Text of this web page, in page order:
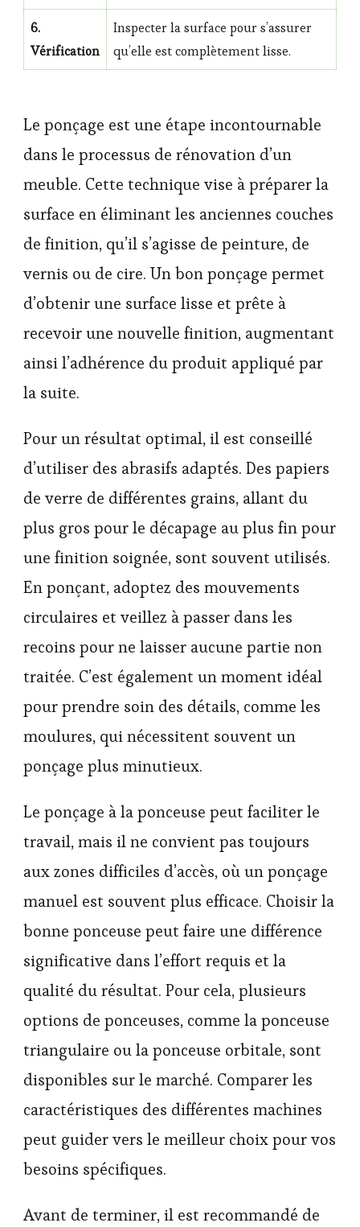
6.
Vérification
Inspecter la surface pour s’assurer
qu’elle est complètement lisse.
Le ponçage est une étape incontournable
dans le processus de rénovation d’un
meuble. Cette technique vise à préparer la
surface en éliminant les anciennes couches
de finition, qu’il s’agisse de peinture, de
vernis ou de cire. Un bon ponçage permet
d’obtenir une surface lisse et prête à
recevoir une nouvelle finition, augmentant
ainsi l’adhérence du produit appliqué par
la suite.
Pour un résultat optimal, il est conseillé
d’utiliser des abrasifs adaptés. Des papiers
de verre de différentes grains, allant du
plus gros pour le décapage au plus fin pour
une finition soignée, sont souvent utilisés.
En ponçant, adoptez des mouvements
circulaires et veillez à passer dans les
recoins pour ne laisser aucune partie non
traitée. C’est également un moment idéal
pour prendre soin des détails, comme les
moulures, qui nécessitent souvent un
ponçage plus minutieux.
Le ponçage à la ponceuse peut faciliter le
travail, mais il ne convient pas toujours
aux zones difficiles d’accès, où un ponçage
manuel est souvent plus efficace. Choisir la
bonne ponceuse peut faire une différence
significative dans l’effort requis et la
qualité du résultat. Pour cela, plusieurs
options de ponceuses, comme la ponceuse
triangulaire ou la ponceuse orbitale, sont
disponibles sur le marché. Comparer les
caractéristiques des différentes machines
peut guider vers le meilleur choix pour vos
besoins spécifiques.
Avant de terminer, il est recommandé de